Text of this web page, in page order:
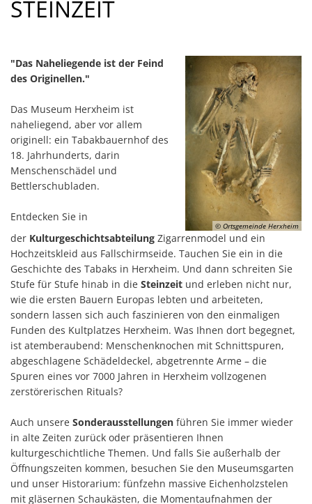
Wirtschaftsstruktur
ISEK
STEINZEIT
© Ortsgemeinde Herxheim
"Das Naheliegende ist der Feind
des Originellen."
Das Museum Herxheim ist
naheliegend, aber vor allem
originell: ein Tabakbauernhof des
18. Jahrhunderts, darin
Menschenschädel und
Bettlerschubladen.
Entdecken Sie in
der Kulturgeschichtsabteilung Zigarrenmodel und ein
Hochzeitskleid aus Fallschirmseide. Tauchen Sie ein in die
Geschichte des Tabaks in Herxheim. Und dann schreiten Sie
Stufe für Stufe hinab in die Steinzeit und erleben nicht nur,
wie die ersten Bauern Europas lebten und arbeiteten,
sondern lassen sich auch faszinieren von den einmaligen
Funden des Kultplatzes Herxheim. Was Ihnen dort begegnet,
ist atemberaubend: Menschenknochen mit Schnittspuren,
abgeschlagene Schädeldeckel, abgetrennte Arme – die
Spuren eines vor 7000 Jahren in Herxheim vollzogenen
zerstörerischen Rituals?
Auch unsere Sonderausstellungen führen Sie immer wieder
in alte Zeiten zurück oder präsentieren Ihnen
kulturgeschichtliche Themen. Und falls Sie außerhalb der
Öffnungszeiten kommen, besuchen Sie den Museumsgarten
und unser Historarium: fünfzehn massive Eichenholzstelen
mit gläsernen Schaukästen, die Momentaufnahmen der